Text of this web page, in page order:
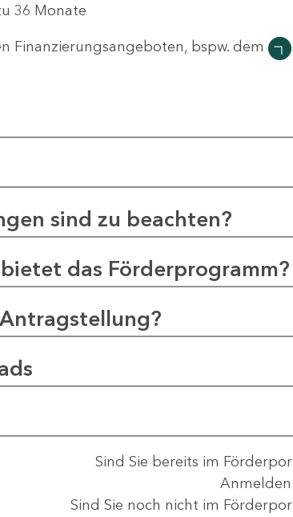
36 Monate
Finanzierungsangeboten, bspw. dem
sind zu beachten?
das Förderprogramm?
Sind Sie bereits im
Sind Sie noch nicht im